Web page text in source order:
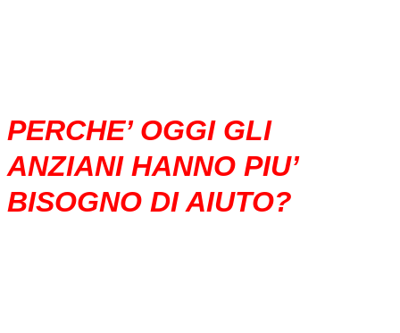
PERCHE’ OGGI GLI
ANZIANI HANNO PIU’
BISOGNO DI AIUTO?